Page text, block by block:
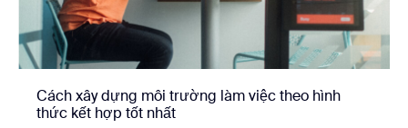
Cách xây dựng môi trường làm việc theo hình
thức kết hợp tốt nhất